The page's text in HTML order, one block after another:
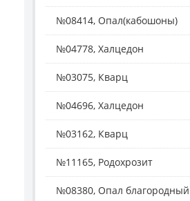
№08414, Опал(кабошоны)
№04778, Халцедон
№03075, Кварц
№04696, Халцедон
№03162, Кварц
№11165, Родохрозит
№08380, Опал благородный